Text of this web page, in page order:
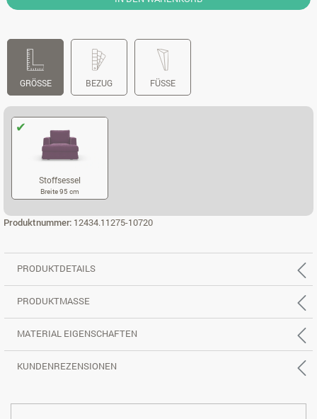
GRÖSSE BEZUG FÜSSE
Stoffsessel
Breite 95 cm
Produktnummer: 12434.11275-10720
PRODUKTDETAILS
PRODUKTMASSE
MATERIAL EIGENSCHAFTEN
KUNDENREZENSIONEN